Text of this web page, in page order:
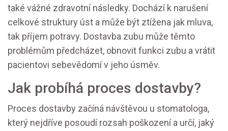
také vážné zdravotní následky. Dochází k narušení
celkové struktury úst a může být ztížena jak mluva,
tak příjem potravy. Dostavba zubu může těmto
problémům předcházet, obnovit funkci zubu a vrátit
pacientovi sebevědomí v jeho úsměv.
Jak probíhá proces dostavby?
Proces dostavby začíná návštěvou u stomatologa,
který nejdříve posoudí rozsah poškození a určí, jaký